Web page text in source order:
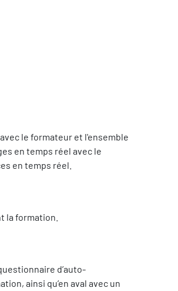
le formateur et l'ensemble
en temps réel avec le
en temps réel.
la formation.
d’auto-
ainsi qu’en aval avec un